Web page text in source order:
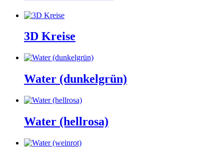
3D Kreise
Water (dunkelgrün)
Water (hellrosa)